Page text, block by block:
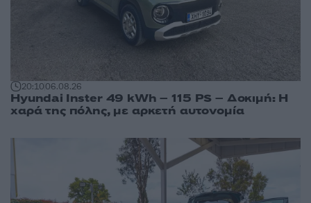
20:1006.08.26
Hyundai Inster 49 kWh – 115 PS – Δοκιμή: Η
χαρά της πόλης, με αρκετή αυτονομία